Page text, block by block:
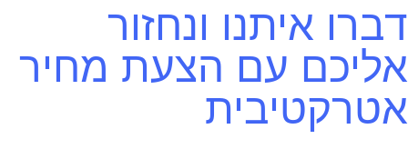
דברו איתנו ונחזור
אליכם עם הצעת מחיר
אטרקטיבית